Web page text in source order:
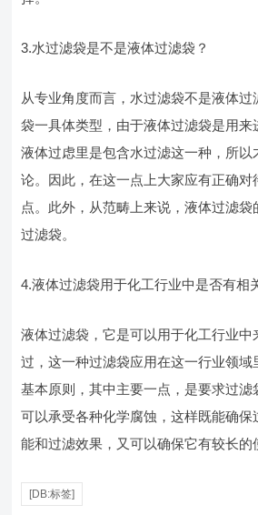
3.水过滤袋是不是液体过滤袋？
从专业角度而言，水过滤袋不是液体
袋一具体类型，由于液体过滤袋是用来
液体过虑里是包含水过滤这一种，所以
论。因此，在这一点上大家应有正确对
点。此外，从范畴上来说，液体过滤袋
过滤袋。
4.液体过滤袋用于化工行业中是否有相
液体过滤袋，它是可以用于化工行业中
过，这一种过滤袋应用在这一行业领域
基本原则，其中主要一点，是要求过滤
可以承受各种化学腐蚀，这样既能确保
能和过滤效果，又可以确保它有较长的
[DB:标签]